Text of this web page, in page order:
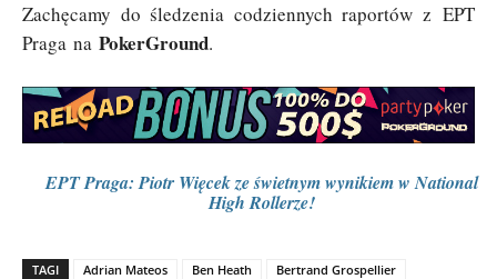
Zachęcamy do śledzenia codziennych raportów z EPT
Praga na PokerGround.
EPT Praga: Piotr Więcek ze świetnym wynikiem w National
High Rollerze!
TAGI Adrian Mateos Ben Heath
Bertrand Grospellier